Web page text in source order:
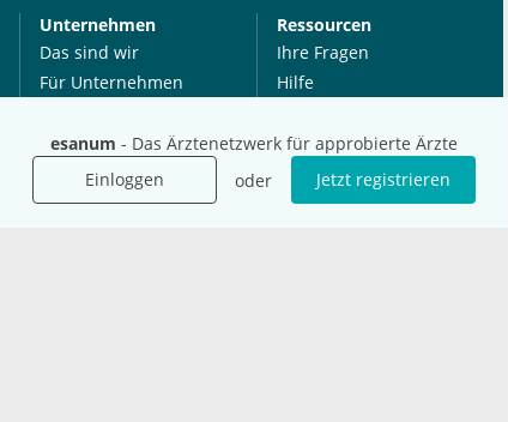
esanum - Das Ärztenetzwerk für approbierte Ärzte
Einloggen
oder Jetzt registrieren
Unternehmen
Das sind wir
Für Unternehmen
Mediadaten
Presse
Karriere
Ressourcen
Ihre Fragen
Hilfe